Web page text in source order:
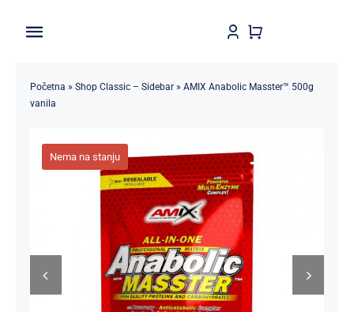
Toggle
Home
Brendovi
Štedljivko POPUSTI 5-50%
Početna » Shop Classic – Sidebar» AMIX Anabolic Masster™ 500g
vanila
Nema na stanju